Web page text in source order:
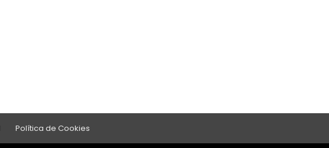
Política de Cookies